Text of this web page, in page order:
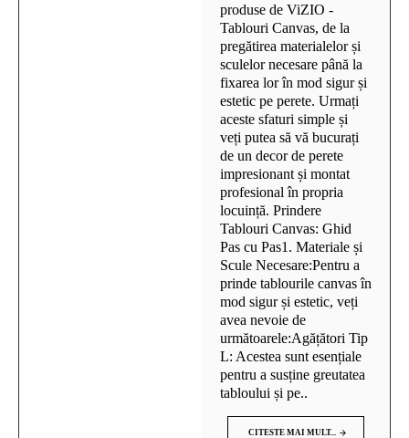
produse de ViZIO -
Tablouri Canvas, de la
pregătirea materialelor și
sculelor necesare până la
fixarea lor în mod sigur și
estetic pe perete. Urmați
aceste sfaturi simple și
veți putea să vă bucurați
de un decor de perete
impresionant și montat
profesional în propria
locuință. Prindere
Tablouri Canvas: Ghid
Pas cu Pas1. Materiale și
Scule Necesare:Pentru a
prinde tablourile canvas în
mod sigur și estetic, veți
avea nevoie de
următoarele:Agățători Tip
L: Acestea sunt esențiale
pentru a susține greutatea
tabloului și pe..
CITESTE MAI MULT...